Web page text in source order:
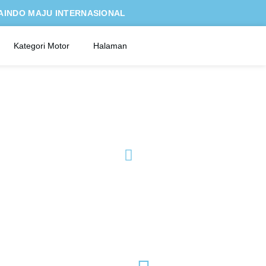
MAJU INTERNASIONAL
Kategori Motor Halaman